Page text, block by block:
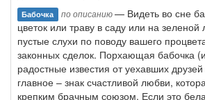
Бабочка по описанию— Видеть во сне
цветок или траву в саду или на зеленой
пустые слухи по поводу вашего
законных сделок. Порхающая бабочка
радостные известия от уехавших
главное – знак счастливой любви,
крепким брачным союзом. Если это